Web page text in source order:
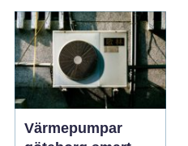
Värmepumpar